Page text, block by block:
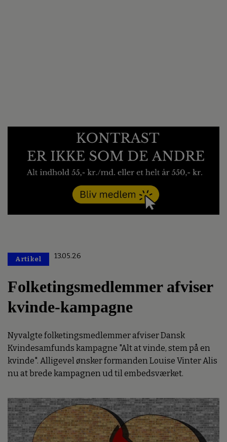
Artikel 13.05.26
Folketingsmedlemmer afviser
kvinde-kampagne
Nyvalgte folketingsmedlemmer afviser Dansk
Kvindesamfunds kampagne "Alt at vinde, stem på en
kvinde". Alligevel ønsker formanden Louise Vinter Alis
nu at brede kampagnen ud til embedsværket.